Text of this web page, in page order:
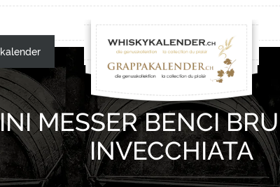
MESSER BENCI
INVECCHIATA